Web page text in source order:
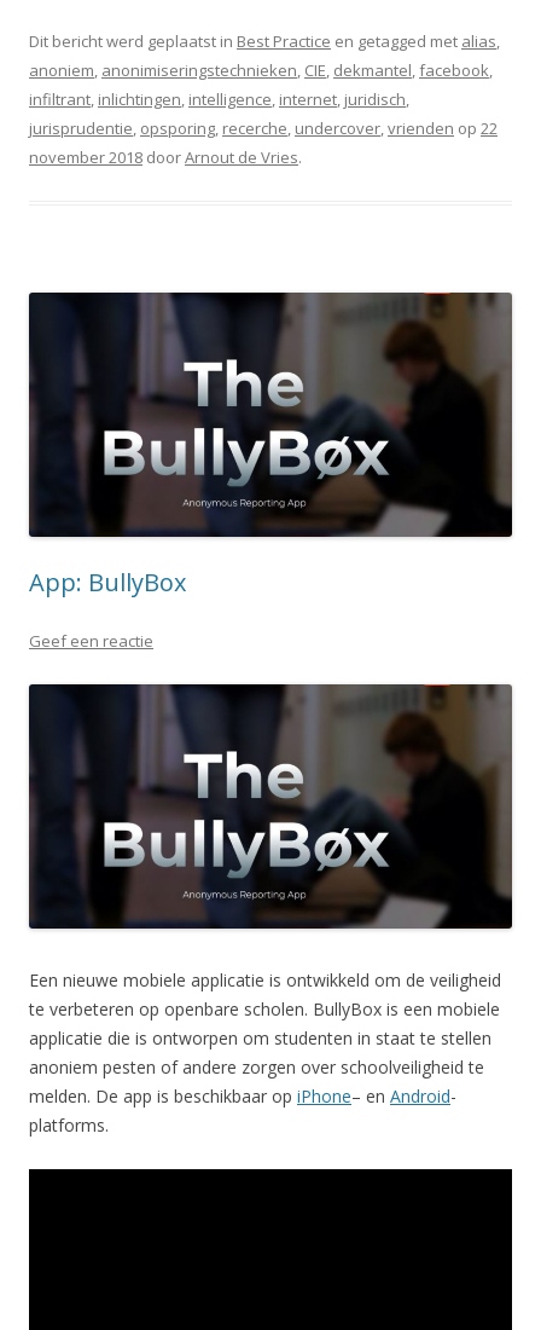
Dit bericht werd geplaatst in Best Practice en getagged met alias,
anoniem, anonimiseringstechnieken, CIE, dekmantel,facebook,
infiltrant, inlichtingen, intelligence, internet, juridisch,
jurisprudentie, opsporing, recerche, undercover,vrienden op 22
november 2018 doorArnout de Vries.
App: BullyBox
Geef een reactie
Een nieuwe mobiele applicatie is ontwikkeld om de veiligheid
te verbeteren op openbare scholen. BullyBox is een mobiele
applicatie die is ontworpen om studenten in staat te stellen
anoniem pesten of andere zorgen over schoolveiligheid te
melden. De app is beschikbaar op iPhone– en Android-
platforms.